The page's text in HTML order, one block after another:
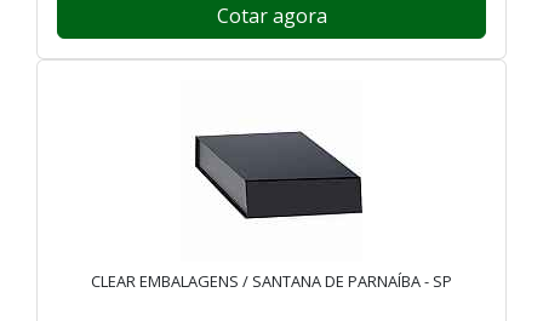
Cotar agora
CLEAR EMBALAGENS / SANTANA DE PARNAÍBA - SP